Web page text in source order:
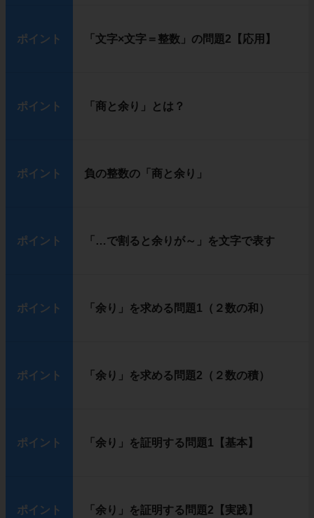
ポイント 「文字×文字＝整数」の問題2【応用】
ポイント 「商と余り」とは？
ポイント 負の整数の「商と余り」
ポイント 「…で割ると余りが～」を文字で表す
ポイント 「余り」を求める問題1（２数の和）
ポイント 「余り」を求める問題2（２数の積）
ポイント 「余り」を証明する問題1【基本】
ポイント 「余り」を証明する問題2【実践】